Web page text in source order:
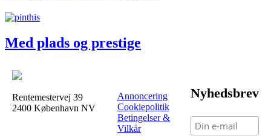
Med plads og prestige
Rentemestervej 39
2400 København NV
Annoncering
Cookiepolitik
Betingelser &
Vilkår
Nyhedsbrev